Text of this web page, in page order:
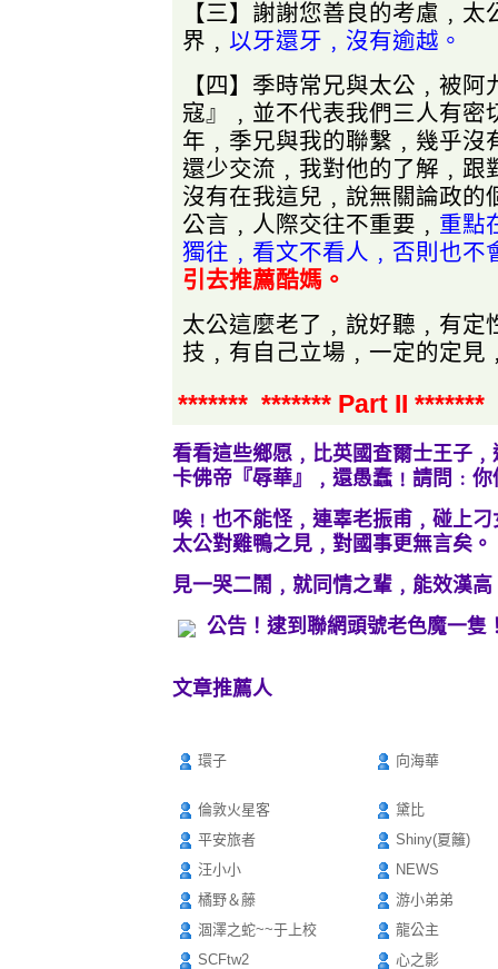
【三】謝謝您善良的考慮﹐
界﹐ 以牙還牙﹐沒有逾越。
【四】季時常兄與太公﹐被
寇』﹐並不代表我們三人有密
年﹐季兄與我的聯繫﹐幾乎沒
還少交流﹐我對他的了解﹐跟
沒有在我這兒﹐說無關論政的
公言﹐人際交往不重要﹐ 重點
獨往﹐看文不看人﹐否則也不
引去推薦酷媽。
太公這麼老了﹐說好聽﹐有定
技﹐有自己立場﹐一定的定見
******* ******* Part II *******
看看這些鄉愿﹐比英國查爾士王子
卡佛帝『辱華』﹐還愚蠢﹗請問﹕
唉﹗也不能怪﹐連辜老振甫﹐碰上
太公對雞鴨之見﹐對國事更無言矣。
見一哭二鬧﹐就同情之輩﹐能效漢
公告！逮到聯網頭號老色魔一隻
文章推薦人
環子 向海華
倫敦火星客
黛比
平安旅者
Shiny(夏籬)
汪小小
NEWS
橘野＆藤
游小弟弟
涸澤之蛇~~于上校
龍公主
SCFtw2
心之影